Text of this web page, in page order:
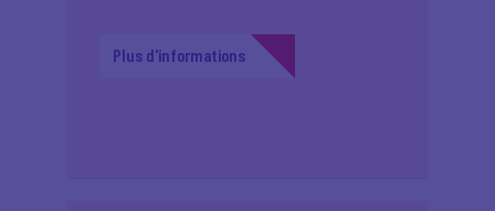
Plus d'informations